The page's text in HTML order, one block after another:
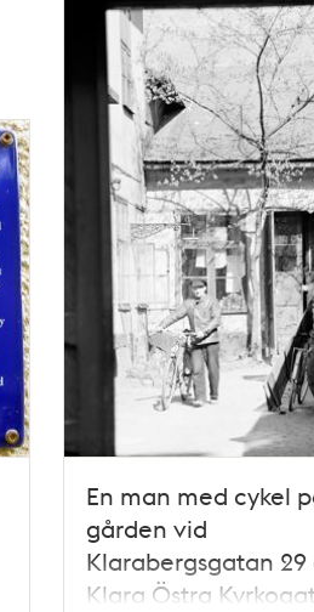
En man med cykel
gården vid
Klarabergsgatan 29
Klara Östra